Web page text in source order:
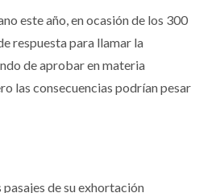
este año, en ocasión de los 300
respuesta para llamar la
de aprobar en materia
las consecuencias podrían pesar
de su exhortación